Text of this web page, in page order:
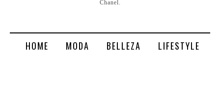
Chanel.
HOME MODA BELLEZA LIFESTYLE